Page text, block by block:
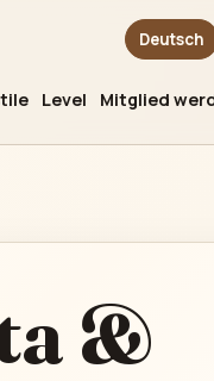
Level Mitglied
Deutsch
&